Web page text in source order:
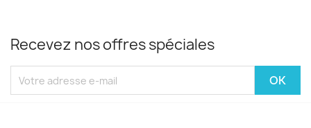
Recevez nos offres spéciales